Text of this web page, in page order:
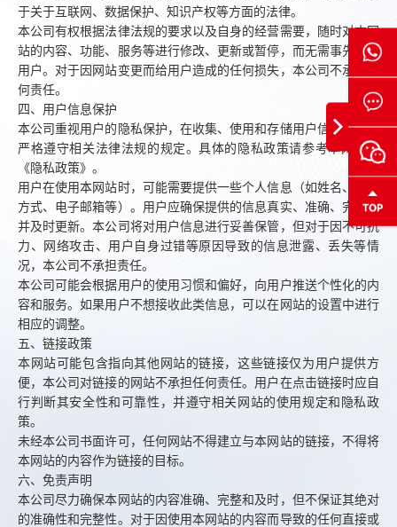
于关于互联网、数据保护、知识产权等方面的法律。
本公司有权根据法律法规的要求以及自身的经营需要，随时对本网
站的内容、功能、服务等进行修改、更新或暂停，而无需事先通知
用户。对于因网站变更而给用户造成的任何损失，本公司不承担任
何责任。
四、用户信息保护
本公司重视用户的隐私保护，在收集、使用和存储用户信息时，将
严格遵守相关法律法规的规定。具体的隐私政策请参考本网站的
《隐私政策》。
用户在使用本网站时，可能需要提供一些个人信息（如姓名、联系
方式、电子邮箱等）。用户应确保提供的信息真实、准确、完整，
并及时更新。本公司将对用户信息进行妥善保管，但对于因不可抗
力、网络攻击、用户自身过错等原因导致的信息泄露、丢失等情
况，本公司不承担责任。
本公司可能会根据用户的使用习惯和偏好，向用户推送个性化的内
容和服务。如果用户不想接收此类信息，可以在网站的设置中进行
相应的调整。
五、链接政策
本网站可能包含指向其他网站的链接，这些链接仅为用户提供方
便，本公司对链接的网站不承担任何责任。用户在点击链接时应自
行判断其安全性和可靠性，并遵守相关网站的使用规定和隐私政
策。
未经本公司书面许可，任何网站不得建立与本网站的链接，不得将
本网站的内容作为链接的目标。
六、免责声明
本公司尽力确保本网站的内容准确、完整和及时，但不保证其绝对
的准确性和完整性。对于因使用本网站的内容而导致的任何直接或